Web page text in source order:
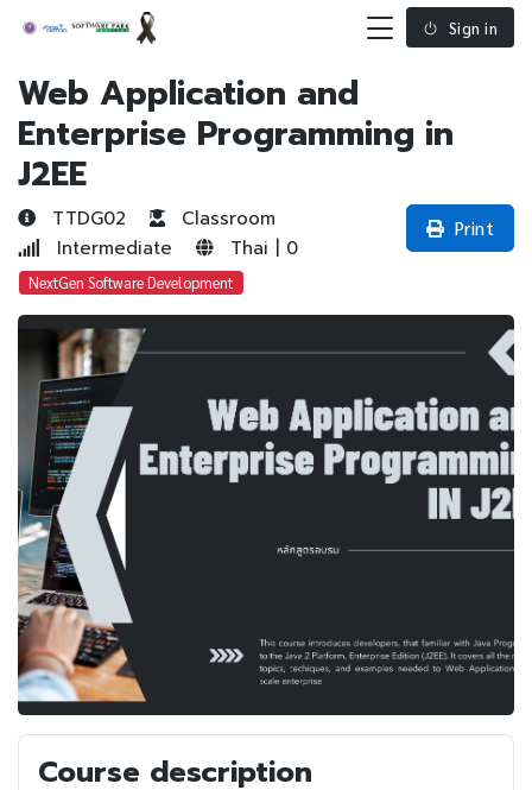
Sign in
Web Application and
Enterprise Programming in
J2EE
TTDG02
Classroom
Intermediate
Thai | 0
NextGen Software Development
Print
Course description